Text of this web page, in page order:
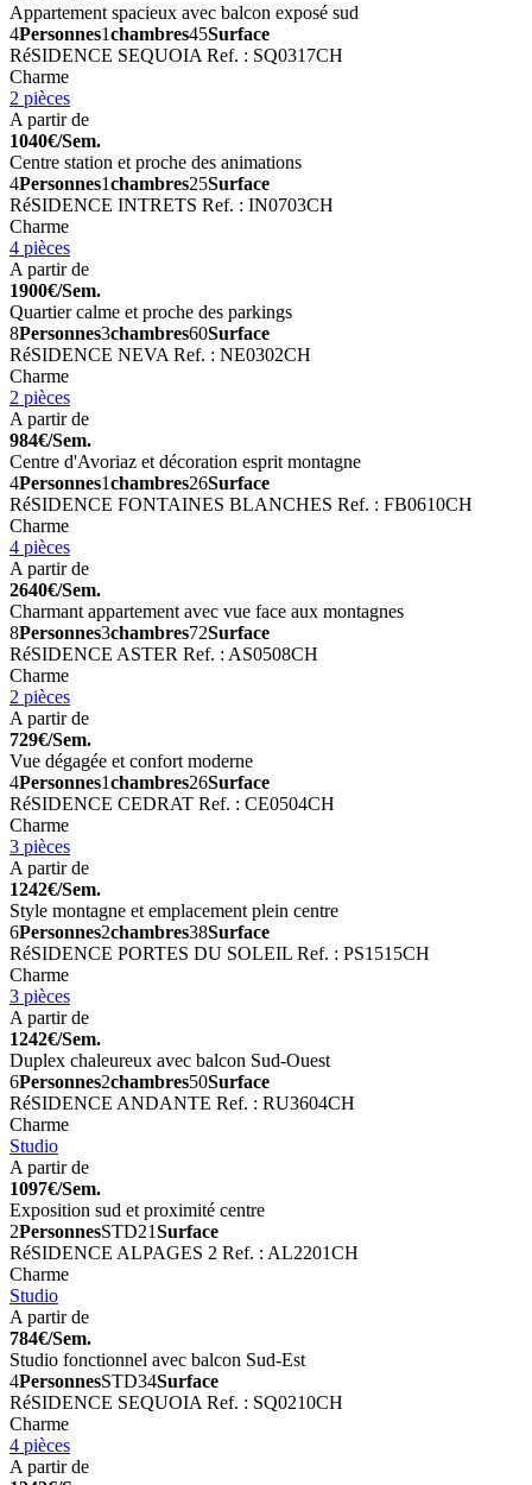
Appartement spacieux avec balcon exposé sud
4Personnes1chambres45Surface
RéSIDENCE SEQUOIA Ref. : SQ0317CH
Charme
2 pièces
A partir de
1040€/Sem.
Centre station et proche des animations
4Personnes1chambres25Surface
RéSIDENCE INTRETS Ref. : IN0703CH
Charme
4 pièces
A partir de
1900€/Sem.
Quartier calme et proche des parkings
8Personnes3chambres60Surface
RéSIDENCE NEVA Ref. : NE0302CH
Charme
2 pièces
A partir de
984€/Sem.
Centre d'Avoriaz et décoration esprit montagne
4Personnes1chambres26Surface
RéSIDENCE FONTAINES BLANCHES Ref. : FB0610CH
Charme
4 pièces
A partir de
2640€/Sem.
Charmant appartement avec vue face aux montagnes
8Personnes3chambres72Surface
RéSIDENCE ASTER Ref. : AS0508CH
Charme
2 pièces
A partir de
729€/Sem.
Vue dégagée et confort moderne
4Personnes1chambres26Surface
RéSIDENCE CEDRAT Ref. : CE0504CH
Charme
3 pièces
A partir de
1242€/Sem.
Style montagne et emplacement plein centre
6Personnes2chambres38Surface
RéSIDENCE PORTES DU SOLEIL Ref. : PS1515CH
Charme
3 pièces
A partir de
1242€/Sem.
Duplex chaleureux avec balcon Sud-Ouest
6Personnes2chambres50Surface
RéSIDENCE ANDANTE Ref. : RU3604CH
Charme
Studio
A partir de
1097€/Sem.
Exposition sud et proximité centre
2PersonnesSTD21Surface
RéSIDENCE ALPAGES 2 Ref. : AL2201CH
Charme
Studio
A partir de
784€/Sem.
Studio fonctionnel avec balcon Sud-Est
4PersonnesSTD34Surface
RéSIDENCE SEQUOIA Ref. : SQ0210CH
Charme
4 pièces
A partir de